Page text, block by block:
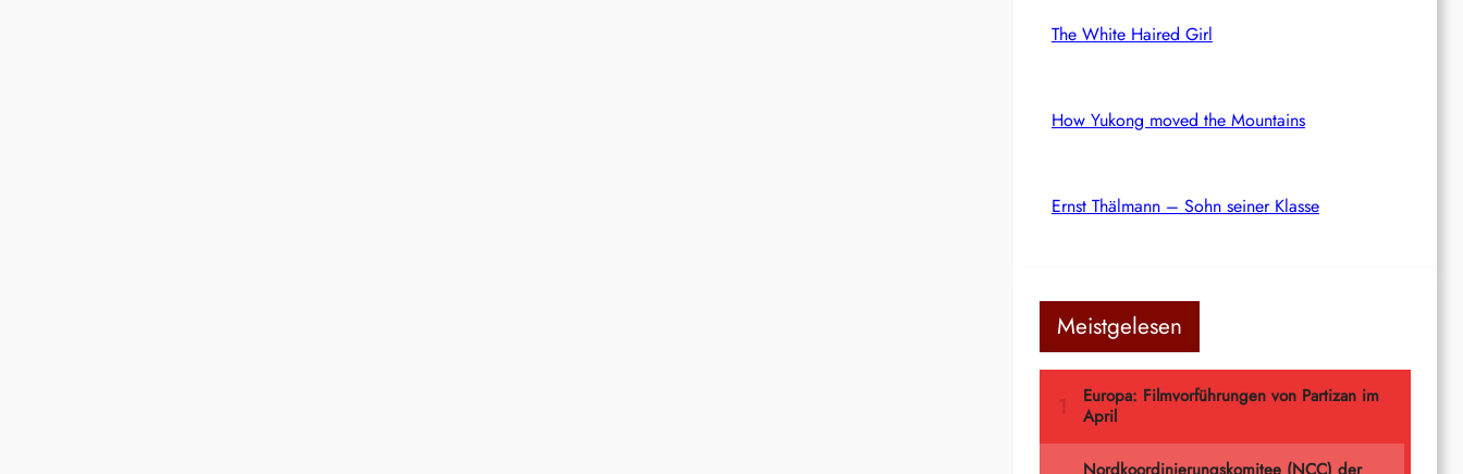
The White Haired Girl
How Yukong moved the Mountains
Ernst Thälmann – Sohn seiner Klasse
Meistgelesen